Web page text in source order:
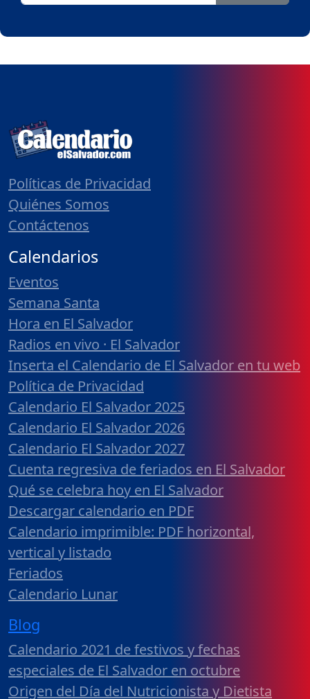
Políticas de Privacidad
Quiénes Somos
Contáctenos
Calendarios
Eventos
Semana Santa
Hora en El Salvador
Radios en vivo · El Salvador
Inserta el Calendario de El Salvador en tu web
Política de Privacidad
Calendario El Salvador 2025
Calendario El Salvador 2026
Calendario El Salvador 2027
Cuenta regresiva de feriados en El Salvador
Qué se celebra hoy en El Salvador
Descargar calendario en PDF
Calendario imprimible: PDF horizontal,
vertical y listado
Feriados
Calendario Lunar
Blog
Calendario 2021 de festivos y fechas
especiales de El Salvador en octubre
Origen del Día del Nutricionista y Dietista